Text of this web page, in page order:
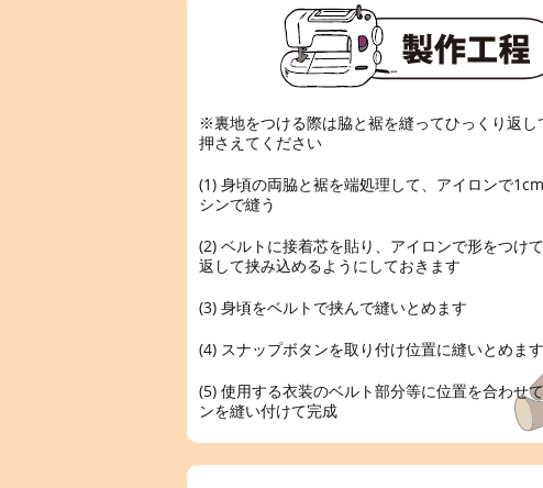
※裏地をつける際は脇と裾を縫ってひっくり返し
押さえてください
(1) 身頃の両脇と裾を端処理して、アイロンで
シンで縫う
(2) ベルトに接着芯を貼り、アイロンで形をつけ
返して挟み込めるようにしておきます
(3) 身頃をベルトで挟んで縫いとめます
(4) スナップボタンを取り付け位置に縫いとめます
(5) 使用する衣装のベルト部分等に位置を合わせ
ンを縫い付けて完成